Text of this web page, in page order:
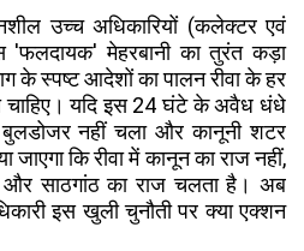
उच्च अधिकारियों (कलेक्टर एवं
मेहरबानी का तुरंत कड़ा
के स्पष्ट आदेशों का पालन रीवा के हर
चाहिए। यदि इस 24 घंटे के अवैध धंधे
नहीं चला और कानूनी शटर
जाएगा कि रीवा में कानून का राज नहीं,
साठगांठ का राज चलता है। अब
इस खुली चुनौती पर क्या एक्शन